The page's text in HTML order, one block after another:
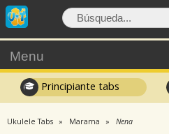
Menu
Principiante tabs
Ukulele Tabs Marama Nena